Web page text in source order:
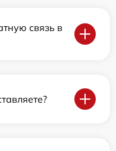
связь в